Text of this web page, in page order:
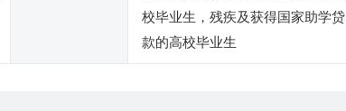
校毕业生，残疾及获得国家助学贷
款的高校毕业生